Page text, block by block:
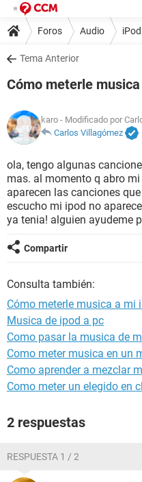
Foros Audio iPod
Tema Anterior
Cómo meterle
karo - Modificado por
Carlos Villagómez
ola, tengo algunas
mas. al momento q abro
aparecen las canciones
escucho mi ipod no
ya tenia! alguien ayudeme
Compartir
Consulta también:
Cómo meterle musica a mi
Musica de ipod a pc
Como pasar la musica de
Como meter musica en un
Como aprender a mezclar
Como meter un elegido en
2 respuestas
RESPUESTA 1 / 2